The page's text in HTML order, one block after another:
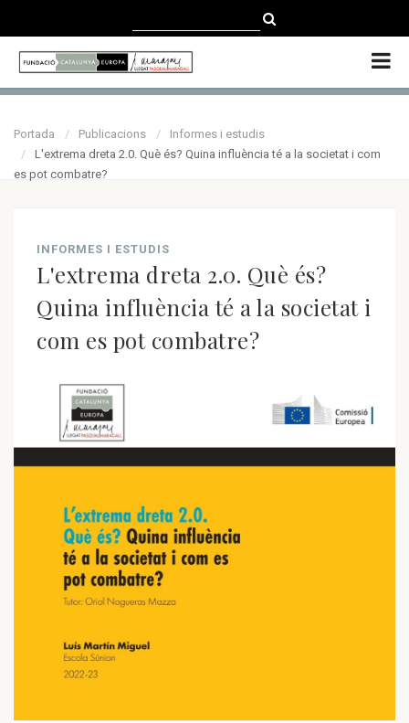
ENGLISH
Portada Publicacions
Informes i estudis
L'extrema dreta 2.0. Què és? Quina influència té a la societat i com
es pot combatre?
INFORMES I ESTUDIS
L'extrema dreta 2.0. Què és?
Quina influència té a la societat i
com es pot combatre?